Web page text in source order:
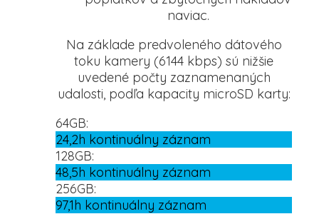
naviac.
Na základe predvoleného dátového
toku kamery (6144 kbps) sú nižšie
uvedené počty zaznamenaných
udalosti, podľa kapacity microSD karty:
64GB:
24,2h kontinuálny záznam
128GB:
48,5h kontinuálny záznam
256GB:
97,1h kontinuálny záznam